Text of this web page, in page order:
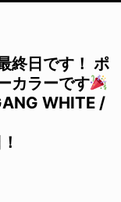
終日です！ ポ
カラーです
WHITE /